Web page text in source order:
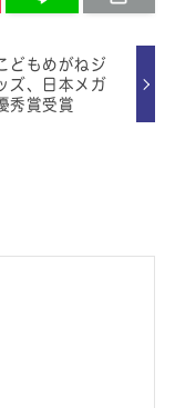
どもめがねジ
ズ、日本メガ
秀賞受賞